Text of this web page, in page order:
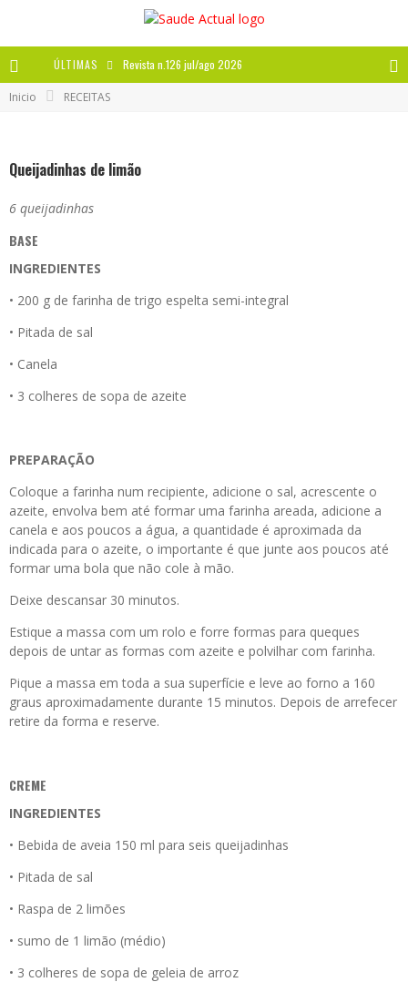
ÚLTIMAS Revista n.126 jul/ago 2026
A IMPORTÂNCIA DOS ANTIOXIDANTES
Inicio RECEITAS
Queijadinhas de limão
6 queijadinhas
BASE
INGREDIENTES
• 200 g de farinha de trigo espelta semi-integral
• Pitada de sal
• Canela
• 3 colheres de sopa de azeite
PREPARAÇÃO
Coloque a farinha num recipiente, adicione o sal, acrescente o
azeite, envolva bem até formar uma farinha areada, adicione a
canela e aos poucos a água, a quantidade é aproximada da
indicada para o azeite, o importante é que junte aos poucos até
formar uma bola que não cole à mão.
Deixe descansar 30 minutos.
Estique a massa com um rolo e forre formas para queques
depois de untar as formas com azeite e polvilhar com farinha.
Pique a massa em toda a sua superfície e leve ao forno a 160
graus aproximadamente durante 15 minutos. Depois de arrefecer
retire da forma e reserve.
CREME
INGREDIENTES
• Bebida de aveia 150 ml para seis queijadinhas
• Pitada de sal
• Raspa de 2 limões
• sumo de 1 limão (médio)
• 3 colheres de sopa de geleia de arroz